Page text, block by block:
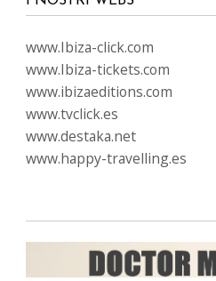
www.Ibiza-click.com
www.Ibiza-tickets.com
www.ibizaeditions.com
www.tvclick.es
www.destaka.net
www.happy-travelling.es